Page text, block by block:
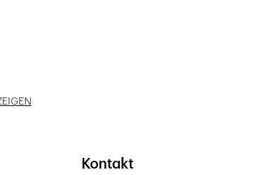
Kontakt